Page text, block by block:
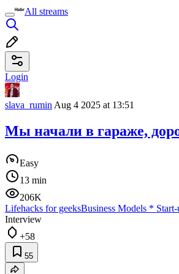
All streams
Login
slava_rumin Aug 4 2025 at 13:51
Мы начали в гараже,
Easy
13 min
206K
Lifehacks for geeksBusiness Models *
Interview
+58
55